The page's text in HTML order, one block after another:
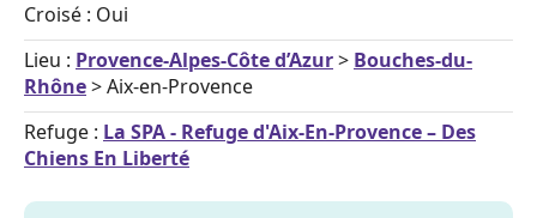
Croisé : Oui
Lieu : Provence-Alpes-Côte d’Azur> Bouches-du-
Rhône> Aix-en-Provence
Refuge : La SPA - Refuge d'Aix-En-Provence – Des
Chiens En Liberté